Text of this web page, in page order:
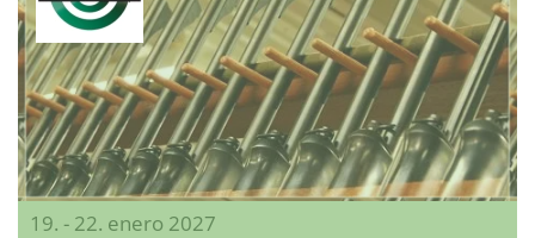
19. - 22. enero 2027